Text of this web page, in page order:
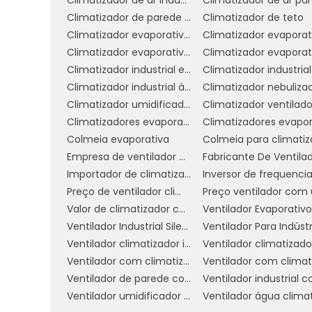
Escolher o climatizador ideal para o
diretamente no conforto e na eficiência
algumas dicas essenciais a serem
1. Avalie o tamanho do ambiente:
deseja climatizar. Climatizadores têm
escolher um modelo que seja
não oferecer a eficiência desejada
potentes podem ser desnecessários em
2. Considere o número de pessoas:
também deve ser levado em conta.
necessidade de resfriamento. Isso é
como lojas e restaurantes, onde o fluxo
3. Verifique a umidade do
avaliar a umidade do local. Se o
uma excelente opção, pois ele ajuda a
seco, pode ser necessário considerar
Climatizador de parede comercial
Climatizador de teto
Climatizador evaporativo de parede preço
Climatizador evaporativo portátil preço
Climatizador industrial evaporativo
Climatizador industrial à venda
Climatizador
Climatizador umidificador ventilador
Climatizador
Climatizadores evaporativo comercial e industrial
Colmeia evaporativa
Empresa de ventilador climatizador industrial
Importador de climatizador
Preço de ventilador climatizador industrial
Valor de climatizador com névoa
Ventilador Industrial Silencioso
Ventilador Para
Ventilador climatizador industrial
Ventilador com climatizador
Ventilador de parede com climatizador
Ventilador umidificador industrial